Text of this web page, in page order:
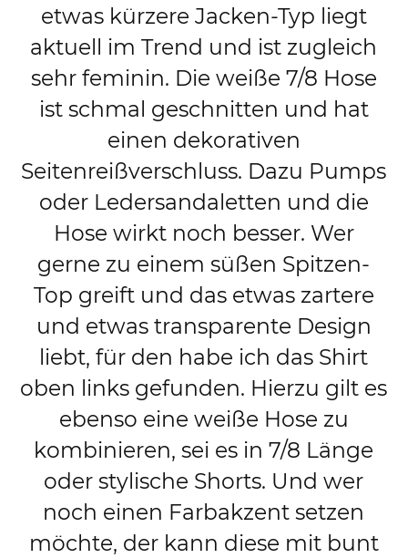
etwas kürzere Jacken-Typ liegt
aktuell im Trend und ist zugleich
sehr feminin. Die weiße 7/8 Hose
ist schmal geschnitten und hat
einen dekorativen
Seitenreißverschluss. Dazu Pumps
oder Ledersandaletten und die
Hose wirkt noch besser. Wer
gerne zu einem süßen Spitzen-
Top greift und das etwas zartere
und etwas transparente Design
liebt, für den habe ich das Shirt
oben links gefunden. Hierzu gilt es
ebenso eine weiße Hose zu
kombinieren, sei es in 7/8 Länge
oder stylische Shorts. Und wer
noch einen Farbakzent setzen
möchte, der kann diese mit bunt